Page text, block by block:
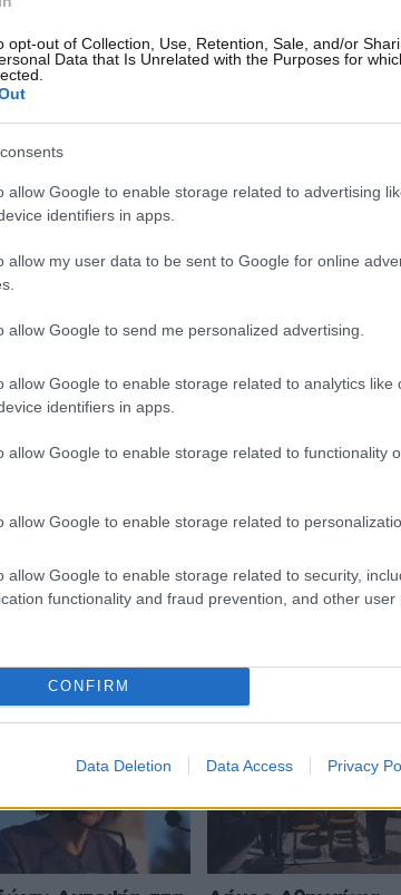
opt-out of Collection, Use, Retention, Sale, and/or
Data that Is Unrelated with the Purposes for
allow Google to enable storage related to advertising
identifiers in apps.
allow my user data to be sent to Google for online
allow Google to send me personalized advertising.
allow Google to enable storage related to analytics like
identifiers in apps.
allow Google to enable storage related to functionality
allow Google to enable storage related to
allow Google to enable storage related to security,
functionality and fraud prevention, and other user
CONFIRM
Data Deletion Data Access Privacy
ΠΟΛΙΤΙΚΗ